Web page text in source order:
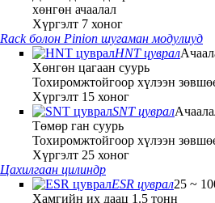
хөнгөн ачаалал
Хүргэлт 7 хоног
Rack болон Pinion шугаман модулиуд
HNT цуврал
Хөнгөн цагаан суурь
Тохиромжтойгоор хүлээн
Хүргэлт 15 хоног
SNT цуврал
Төмөр ган суурь
Тохиромжтойгоор хүлээн
Хүргэлт 25 хоног
Цахилгаан цилиндр
ESR цуврал25 ~
Хамгийн их даац 1.5 тонн